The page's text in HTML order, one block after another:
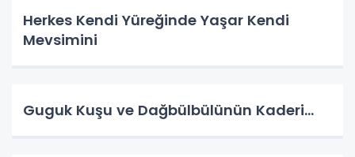
Herkes Kendi Yüreğinde Yaşar Kendi
Mevsimini
Guguk Kuşu ve Dağbülbülünün Kaderi…